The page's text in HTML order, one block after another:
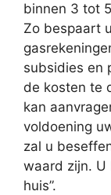
binnen 3 tot
Zo bespaart
subsidies en
de kosten te
kan
voldoening
zal u
waard zijn. U
huis”.